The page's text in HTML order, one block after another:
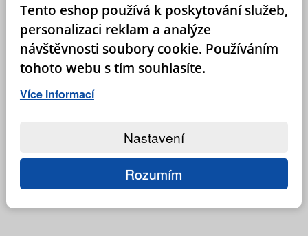
Rozumím
Nastavení
Tento eshop používá k poskytování služeb,
personalizaci reklam a analýze
návštěvnosti soubory cookie. Používáním
tohoto webu s tím souhlasíte.
Více informací